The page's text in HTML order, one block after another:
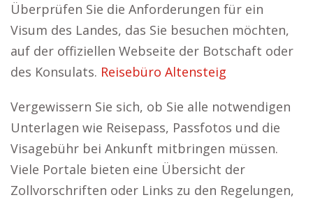
Überprüfen Sie die Anforderungen für ein
Visum des Landes, das Sie besuchen möchten,
auf der offiziellen Webseite der Botschaft oder
des Konsulats. Reisebüro Altensteig
Vergewissern Sie sich, ob Sie alle notwendigen
Unterlagen wie Reisepass, Passfotos und die
Visagebühr bei Ankunft mitbringen müssen.
Viele Portale bieten eine Übersicht der
Zollvorschriften oder Links zu den Regelungen,